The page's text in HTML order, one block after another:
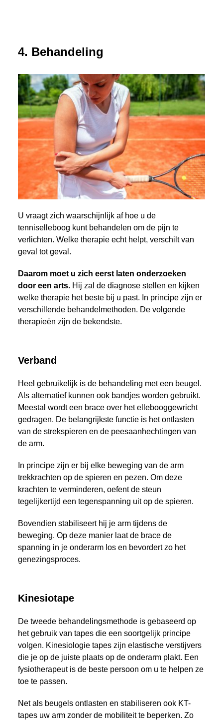
4. Behandeling
U vraagt zich waarschijnlijk af hoe u de
tenniselleboog kunt behandelen om de pijn te
verlichten. Welke therapie echt helpt, verschilt van
geval tot geval.
Daarom moet u zich eerst laten onderzoeken
door een arts.Hij zal de diagnose stellen en kijken
welke therapie het beste bij u past. In principe zijn er
verschillende behandelmethoden. De volgende
therapieën zijn de bekendste.
Verband
Heel gebruikelijk is de behandeling met een beugel.
Als alternatief kunnen ook bandjes worden gebruikt.
Meestal wordt een brace over het ellebooggewricht
gedragen. De belangrijkste functie is het ontlasten
van de strekspieren en de peesaanhechtingen van
de arm.
In principe zijn er bij elke beweging van de arm
trekkrachten op de spieren en pezen. Om deze
krachten te verminderen, oefent de steun
tegelijkertijd een tegenspanning uit op de spieren.
Bovendien stabiliseert hij je arm tijdens de
beweging. Op deze manier laat de brace de
spanning in je onderarm los en bevordert zo het
genezingsproces.
Kinesiotape
De tweede behandelingsmethode is gebaseerd op
het gebruik van tapes die een soortgelijk principe
volgen. Kinesiologie tapes zijn elastische verstijvers
die je op de juiste plaats op de onderarm plakt. Een
fysiotherapeut is de beste persoon om u te helpen ze
toe te passen.
Net als beugels ontlasten en stabiliseren ook KT-
tapes uw arm zonder de mobiliteit te beperken. Zo